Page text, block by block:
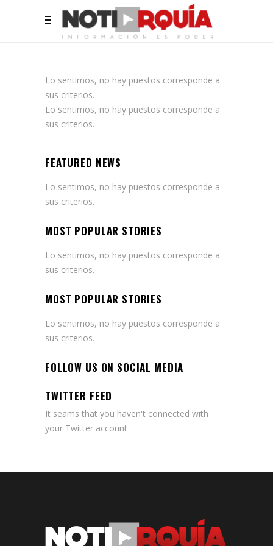
Lo sentimos, no hay puestos corresponde a
sus criterios.
Lo sentimos, no hay puestos corresponde a
sus criterios.
FEATURED NEWS
Lo sentimos, no hay puestos corresponde a
sus criterios.
MOST POPULAR STORIES
Lo sentimos, no hay puestos corresponde a
sus criterios.
MOST POPULAR STORIES
Lo sentimos, no hay puestos corresponde a
sus criterios.
FOLLOW US ON SOCIAL MEDIA
TWITTER FEED
It seams that you haven't connected with
your Twitter account